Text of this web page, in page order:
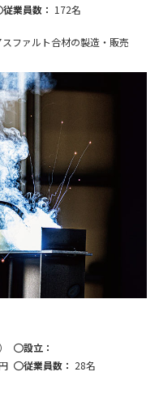
従業員数： 172名
ファルト合材の製造・販売
設立：
従業員数： 28名